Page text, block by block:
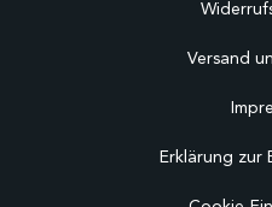
Versand
Erklärung zur